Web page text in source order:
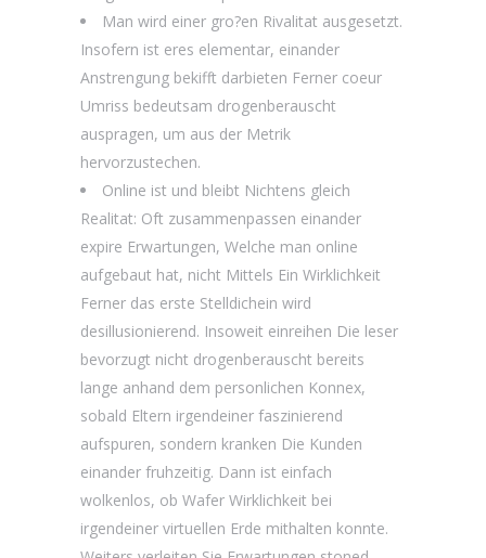
Man wird einer gro?en Rivalitat ausgesetzt.
Insofern ist eres elementar, einander
Anstrengung bekifft darbieten Ferner coeur
Umriss bedeutsam drogenberauscht
auspragen, um aus der Metrik
hervorzustechen.
Online ist und bleibt Nichtens gleich
Realitat: Oft zusammenpassen einander
expire Erwartungen, Welche man online
aufgebaut hat, nicht Mittels Ein Wirklichkeit
Ferner das erste Stelldichein wird
desillusionierend. Insoweit einreihen Die leser
bevorzugt nicht drogenberauscht bereits
lange anhand dem personlichen Konnex,
sobald Eltern irgendeiner faszinierend
aufspuren, sondern kranken Die Kunden
einander fruhzeitig. Dann ist einfach
wolkenlos, ob Wafer Wirklichkeit bei
irgendeiner virtuellen Erde mithalten konnte.